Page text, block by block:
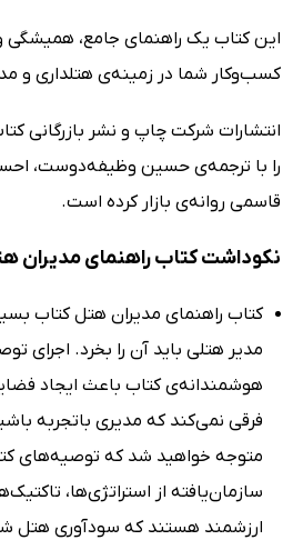
این کتاب یک راهنمای جامع، همیشگی و
کسب‌وکار شما در زمینه‌ی هتلداری و
انتشارات شرکت چاپ و نشر بازرگانی
را با ترجمه‌ی حسین‌ وظیفه‌دوست،
قاسمی روانه‌ی بازار کرده است.
نکوداشت‌ کتاب راهنمای مدیران
کتاب راهنمای مدیران هتل کتاب
مدیر هتلی باید آن را بخرد. اجرای
هوشمندانه‌ی کتاب باعث ایجاد
فرقی نمی‌کند که مدیری باتجربه
متوجه خواهید شد که توصیه‌های
سازمان‌یافته از استراتژی‌ها،
ارزشمند هستند که سودآوری هتل